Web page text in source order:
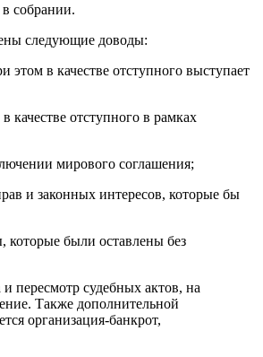
собрании.
следующие доводы:
в качестве отступного выступает
качестве отступного в рамках
мирового соглашения;
и законных интересов, которые бы
которые были оставлены без
пересмотр судебных актов, на
Также дополнительной
организация-банкрот,